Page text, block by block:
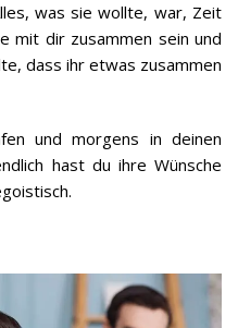
was sie wollte, war, Zeit
mit dir zusammen sein und
dass ihr etwas zusammen
und morgens in deinen
hast du ihre Wünsche